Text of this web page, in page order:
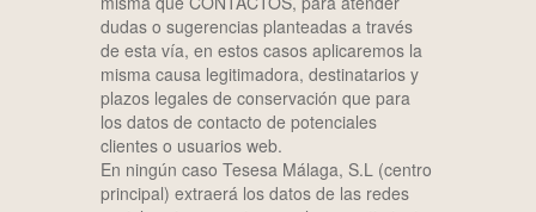
dudas o sugerencias planteadas a través
de esta vía, en estos casos aplicaremos la
misma causa legitimadora, destinatarios y
plazos legales de conservación que para
los datos de contacto de potenciales
clientes o usuarios web.
En ningún caso Tesesa Málaga, S.L (centro
principal) extraerá los datos de las redes